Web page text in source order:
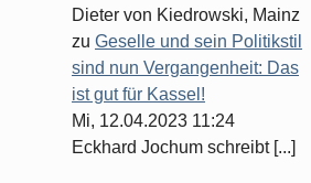
Dieter von Kiedrowski, Mainz
zu Geselle und sein Politikstil
sind nun Vergangenheit: Das
ist gut für Kassel!
Mi, 12.04.2023 11:24
Eckhard Jochum schreibt [...]